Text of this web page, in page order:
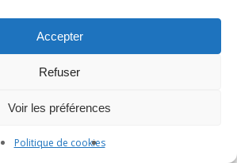
Accepter
Refuser
Voir les préférences
Politique de cookies